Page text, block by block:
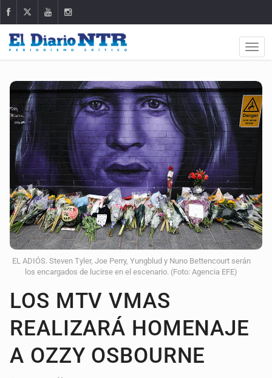
EL ADIÓS. Steven Tyler, Joe Perry, Yungblud y Nuno Bettencourt serán
los encargados de lucirse en el escenario. (Foto: Agencia EFE)
LOS MTV VMAS
REALIZARÁ HOMENAJE
A OZZY OSBOURNE